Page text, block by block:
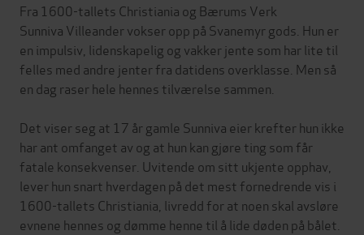
Fra 1600-tallets Christiania og Bærums Verk
Sunniva Villeander vokser opp på Svanemyr gods. Hun er
en impulsiv, lidenskapelig og vakker jente som har lite til
felles med andre jenter fra datidens overklasse. Men så
en dag raser hele hennes tilværelse sammen.
Det viser seg at 17 år gamle Sunniva eier krefter hun ikke
har ant omfanget av og at hun kan gjøre ting som får
fatale konsekvenser. Uvitende om sitt ukjente opphav,
lever hun snart hverdagen på det mest fornedrende vis i
1600-tallets Christiania, livredd for at noen skal avsløre
evnene hennes og dømme henne til å lide døden på bålet.